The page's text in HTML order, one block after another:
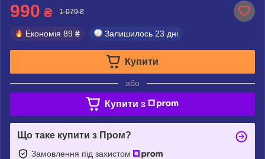
990 ₴ 1 079 ₴
Економія 89 ₴ Залишилось 23 дні
Купити
або
Купити з
Що таке купити з Пром?
Замовлення під захистом